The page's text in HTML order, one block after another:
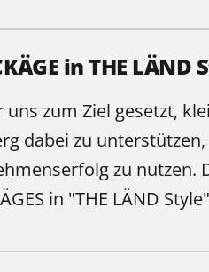
in THE LÄND
uns zum Ziel gesetzt,
dabei zu
zu nutzen.
in "THE LÄND